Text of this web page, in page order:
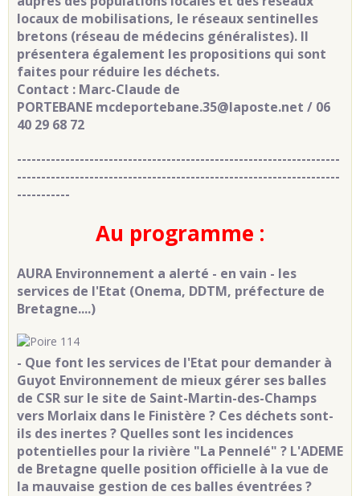
locaux de mobilisations, le réseaux sentinelles
bretons (réseau de médecins généralistes). Il
présentera également les propositions qui sont
faites pour réduire les déchets.
Contact : Marc-Claude de
PORTEBANE mcdeportebane.35@laposte.net / 06
40 29 68 72
-------------------------------------------------------------------
-------------------------------------------------------------------
-----------
Au programme :
AURA Environnement a alerté - en vain - les
services de l'Etat (Onema, DDTM, préfecture de
Bretagne....)
- Que font les services de l'Etat pour demander à
Guyot Environnement de mieux gérer ses balles
de CSR sur le site de Saint-Martin-des-Champs
vers Morlaix dans le Finistère ? Ces déchets sont-
ils des inertes ? Quelles sont les incidences
potentielles pour la rivière "La Pennelé" ? L'ADEME
de Bretagne quelle position officielle à la vue de
la mauvaise gestion de ces balles éventrées ?